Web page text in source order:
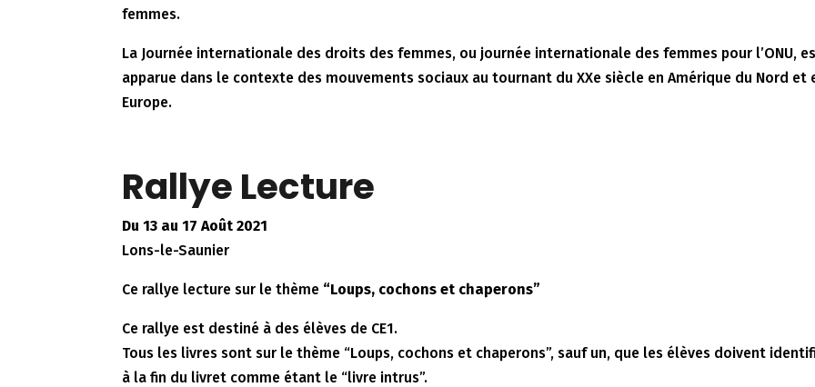
femmes.
La Journée internationale des droits des femmes, ou journée internationale des femmes pour l’ONU,
apparue dans le contexte des mouvements sociaux au tournant du XXe siècle en Amérique du Nord et
Europe.
Rallye Lecture
Du 13 au 17 Août 2021
Lons-le-Saunier
Ce rallye lecture sur le thème “Loups, cochons et chaperons”
Ce rallye est destiné à des élèves de CE1.
Tous les livres sont sur le thème “Loups, cochons et chaperons”, sauf un, que les élèves doivent
à la fin du livret comme étant le “livre intrus”.